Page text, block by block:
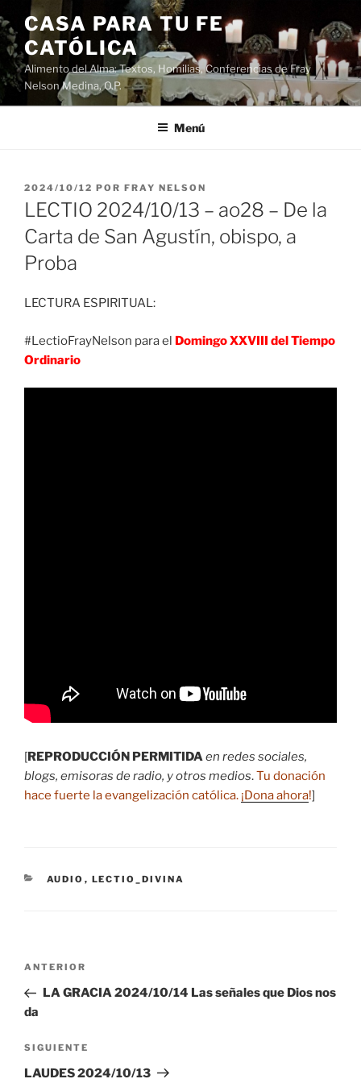
Saltar
al
contenido
CASA PARA TU FE
CATÓLICA
Alimento del Alma: Textos, Homilias, Conferencias de Fray
Nelson Medina, O.P.
Menú
PUBLICADO
EL
2024/10/12 POR FRAY NELSON
LECTIO 2024/10/13 – ao28 – De la
Carta de San Agustín, obispo, a
Proba
LECTURA ESPIRITUAL:
#LectioFrayNelson para el Domingo XXVIII del Tiempo
Ordinario
[REPRODUCCIÓN PERMITIDAen redes sociales,
blogs, emisoras de radio, y otros medios.Tu donación
hace fuerte la evangelización católica. ¡Dona ahora!]
CATEGORÍAS
AUDIO , LECTIO_DIVINA
Navegación
entradas
Entrada
anterior:
ANTERIOR
LA GRACIA 2024/10/14 Las señales que Dios nos
da
Siguiente
entrada
SIGUIENTE
LAUDES 2024/10/13